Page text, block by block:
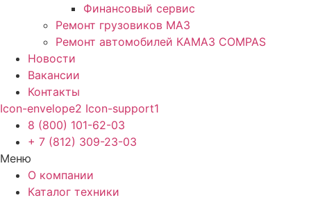
Финансовый сервис
Ремонт грузовиков МАЗ
Ремонт автомобилей КАМАЗ COMPAS
Новости
Вакансии
Контакты
Icon-envelope2 Icon-support1
8 (800) 101-62-03
+ 7 (812) 309-23-03
Меню
О компании
Каталог техники